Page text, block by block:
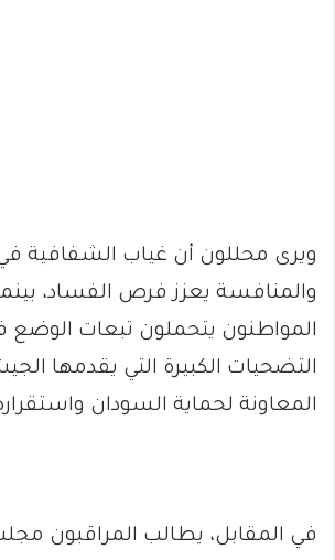
ويرى محللون أن غياب الشفافية
والمنافسة يعزز فرص الفساد،
المواطنون يتحملون تبعات
التضحيات الكبيرة التي يقدمها
المعاونة لحماية السودان
في المقابل، يطالب المراقبون